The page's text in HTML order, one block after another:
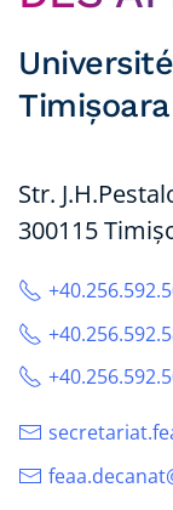
Timișoara
Str.
300115